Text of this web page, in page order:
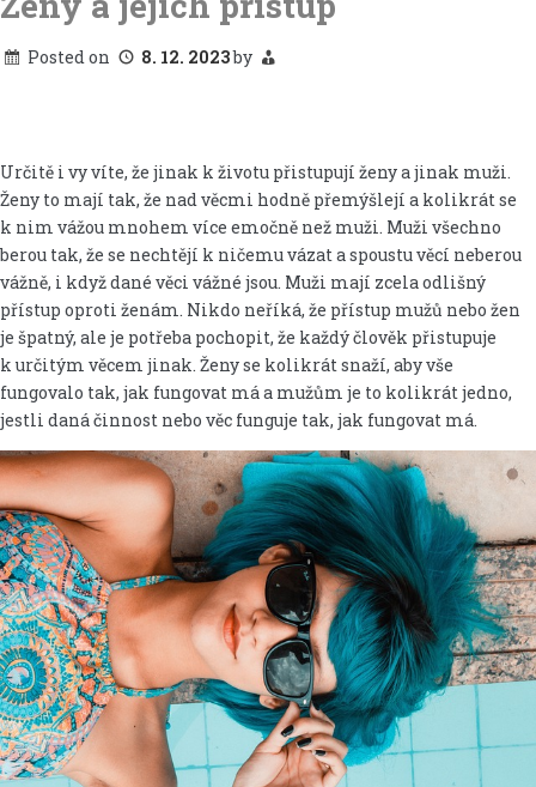
Posted on 8. 12. 2023by
Určitě i vy víte, že jinak k životu přistupují ženy a jinak muži.
Ženy to mají tak, že nad věcmi hodně přemýšlejí a kolikrát se
k nim vážou mnohem více emočně než muži. Muži všechno
berou tak, že se nechtějí k ničemu vázat a spoustu věcí neberou
vážně, i když dané věci vážné jsou. Muži mají zcela odlišný
přístup oproti ženám. Nikdo neříká, že přístup mužů nebo žen
je špatný, ale je potřeba pochopit, že každý člověk přistupuje
k určitým věcem jinak. Ženy se kolikrát snaží, aby vše
fungovalo tak, jak fungovat má a mužům je to kolikrát jedno,
jestli daná činnost nebo věc funguje tak, jak fungovat má.